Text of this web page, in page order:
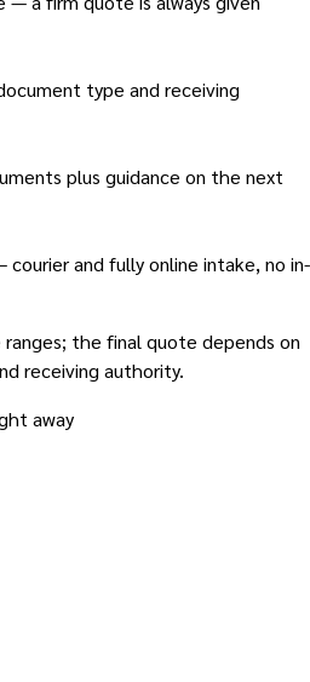
type and receiving
plus guidance on the next
and fully online intake, no in-
the final quote depends on
receiving authority.
away